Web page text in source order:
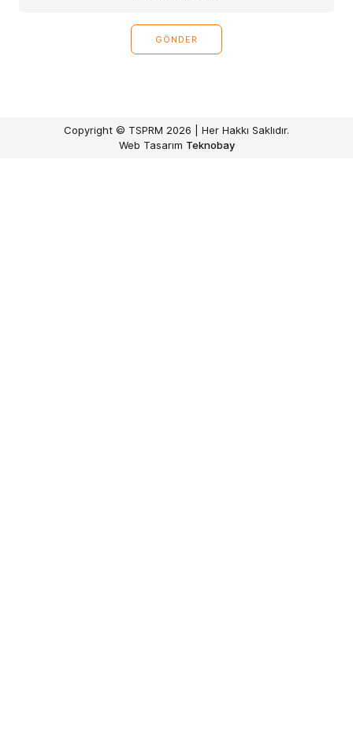
Copyright © TSPRM 2026 | Her Hakkı Saklıdır.
Web Tasarım Teknobay